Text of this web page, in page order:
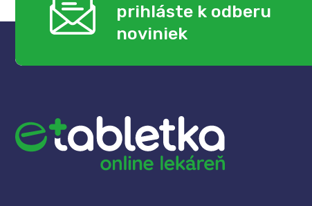
prihláste k odberu
noviniek